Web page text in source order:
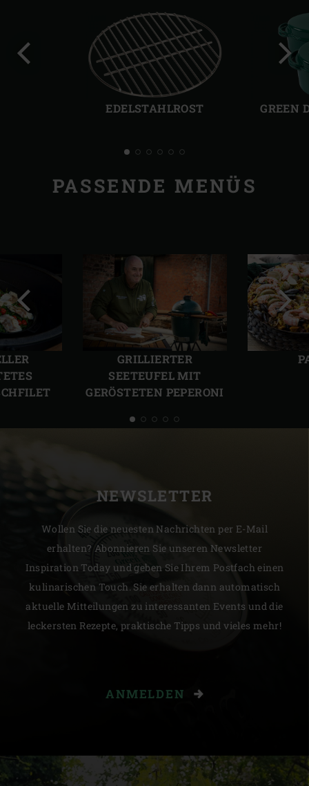
EDELSTAHLROST GREEN
PASSENDE MENÜS
GRILLIERTER
SEETEUFEL MIT
GERÖSTETEN PEPERONI
NEWSLETTER
Wollen Sie die neuesten Nachrichten per E-Mail
erhalten? Abonnieren Sie unseren Newsletter
Inspiration Today und geben Sie Ihrem Postfach einen
kulinarischen Touch. Sie erhalten dann automatisch
aktuelle Mitteilungen zu interessanten Events und die
leckersten Rezepte, praktische Tipps und vieles mehr!
ANMELDEN